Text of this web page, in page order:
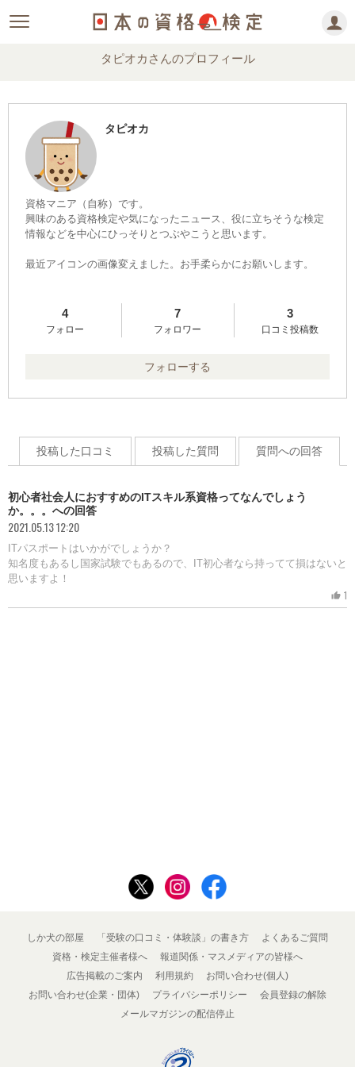
タピオカさんのプロフィール
タピオカ
資格マニア（自称）です。
興味のある資格検定や気になったニュース、役に立ちそうな検定
情報などを中心にひっそりとつぶやこうと思います。
最近アイコンの画像変えました。お手柔らかにお願いします。
4
フォロー
7
フォロワー
3
口コミ投稿数
フォローする
投稿した口コミ 投稿した質問 質問への回答
初心者社会人におすすめのITスキル系資格ってなんでしょう
か。。。への回答
2021.05.13 12:20
ITパスポートはいかがでしょうか？
知名度もあるし国家試験でもあるので、IT初心者なら持ってて損はないと
思いますよ！
thumb_up 1
しか犬の部屋 「受験の口コミ・体験談」の書き方
よくあるご質問
資格・検定主催者様へ
報道関係・マスメディアの皆様へ
広告掲載のご案内
利用規約
お問い合わせ(個人)
お問い合わせ(企業・団体)
プライバシーポリシー
会員登録の解除
メールマガジンの配信停止